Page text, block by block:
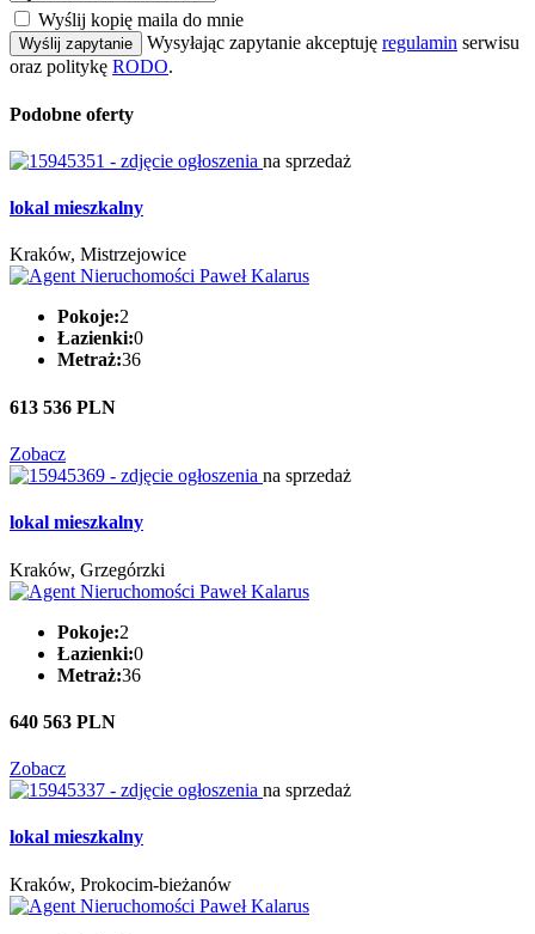
Wyślij kopię maila do mnie
Wyślij zapytanie Wysyłając zapytanie akceptuję regulamin serwisu
oraz politykę RODO.
Podobne oferty
na sprzedaż
lokal mieszkalny
Kraków, Mistrzejowice
Pokoje:2
Łazienki:0
Metraż:36
613 536 PLN
Zobacz
na sprzedaż
lokal mieszkalny
Kraków, Grzegórzki
Pokoje:2
Łazienki:0
Metraż:36
640 563 PLN
Zobacz
na sprzedaż
lokal mieszkalny
Kraków, Prokocim-bieżanów